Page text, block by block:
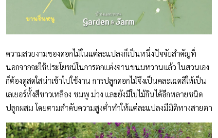
ความสวยงามของดอกไม้ในแต่ละแปลงก็เป็นหนึ่งปัจจัยสำคัญที่
นอกจากจะใช้ประโยชน์ในการตกแต่งจานขนมหวานแล้ว ในสวนเอง
ก็ต้องดูสดใสน่าเข้าไปใช้งาน การปลูกดอกไม้จึงเป็นคละเฉดสีให้เป็น
เลเยอร์ทั้งสีขาวเหลือง ชมพู ม่วง และยังมีใบไม้กินได้อีกหลายชนิด
ปลูกผสม โดยตามลำดับความสูงต่ำทำให้แต่ละแปลงมีมิติทางสายตา